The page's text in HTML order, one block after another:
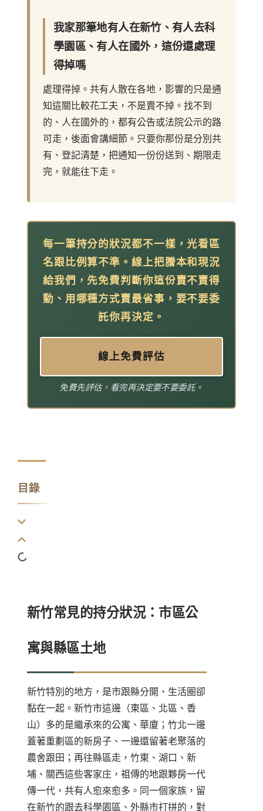
我家那筆地有人在新竹、有人去科
學園區、有人在國外，這份還處理
得掉嗎
處理得掉。共有人散在各地，影響的只是通
知這關比較花工夫，不是賣不掉。找不到
的、人在國外的，都有公告或法院公示的路
可走，後面會講細節。只要你那份是分別共
有、登記清楚，把通知一份份送到、期限走
完，就能往下走。
每一筆持分的狀況都不一樣，光看區
名跟比例算不準。線上把謄本和現況
給我們，先免費判斷你這份賣不賣得
動、用哪種方式賣最省事，要不要委
託你再決定。
線上免費評估
免費先評估，看完再決定要不要委託。
目錄
新竹常見的持分狀況：市區公
寓與縣區土地
新竹特別的地方，是市跟縣分開、生活圈卻
黏在一起。新竹市這邊（東區、北區、香
山）多的是繼承來的公寓、華廈；竹北一邊
蓋著重劃區的新房子、一邊還留著老聚落的
農舍跟田；再往縣區走，竹東、湖口、新
埔、關西這些客家庄，祖傳的地跟夥房一代
傳一代，共有人愈來愈多。同一個家族，留
在新竹的跟去科學園區、外縣市打拼的，對